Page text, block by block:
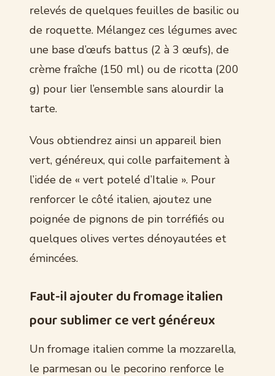
relevés de quelques feuilles de basilic ou
de roquette. Mélangez ces légumes avec
une base d’œufs battus (2 à 3 œufs), de
crème fraîche (150 ml) ou de ricotta (200
g) pour lier l’ensemble sans alourdir la
tarte.
Vous obtiendrez ainsi un appareil bien
vert, généreux, qui colle parfaitement à
l’idée de « vert potelé d’Italie ». Pour
renforcer le côté italien, ajoutez une
poignée de pignons de pin torréfiés ou
quelques olives vertes dénoyautées et
émincées.
Faut-il ajouter du fromage italien
pour sublimer ce vert généreux
Un fromage italien comme la mozzarella,
le parmesan ou le pecorino renforce le